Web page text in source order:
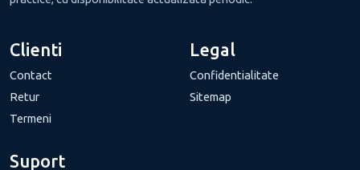
Clienti
Contact
Retur
Termeni
Legal
Confidentialitate
Sitemap
Suport